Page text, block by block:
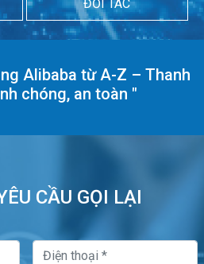
ĐỐI TÁC
Alibaba từ A-Z – Thanh
chóng, an toàn "
CẦU GỌI LẠI